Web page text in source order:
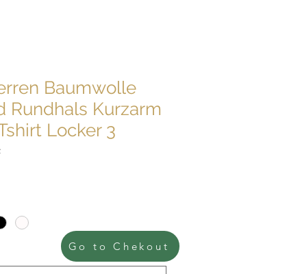
Baumwolle
Rundhals Kurzarm
Locker 3
Go to Chekout